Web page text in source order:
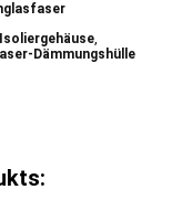
,
Dämmungshülle